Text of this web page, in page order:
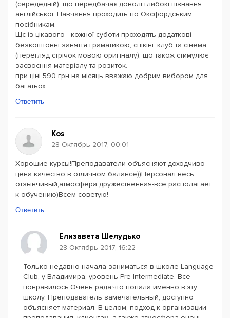
(середедній), що передбачає доволі глибокі пізнання
англійської. Навчання проходить по Оксфордським
посібникам.
Щє із цікавого - кожної суботи проходять додаткові
безкоштовні заняття граматикою, спікінг клуб та сінема
(перегляд стрічок мовою оригіналу), що також стимулює
засвоєння матеріалу та розиток.
при ціні 590 грн на місяць вважаю добрим вибором для
багатьох.
Ответить
Kos
28 Октябрь 2017, 00:01
Хорошие курсы!Преподаватели объясняют доходчиво-
цена качество в отличном балансе))Персонал весь
отзывчивый,атмосфера дружественная-все располагает
к обучению)Всем советую!
Ответить
Елизавета Шелудько
28 Октябрь 2017, 16:22
Только недавно начала заниматься в школе Language
Club, у Владимира, уровень Pre-Intermediate. Все
понравилось.Очень рада,что попала именно в эту
школу. Преподаватель замечательный, доступно
объясняет материал. В целом, подход к организации